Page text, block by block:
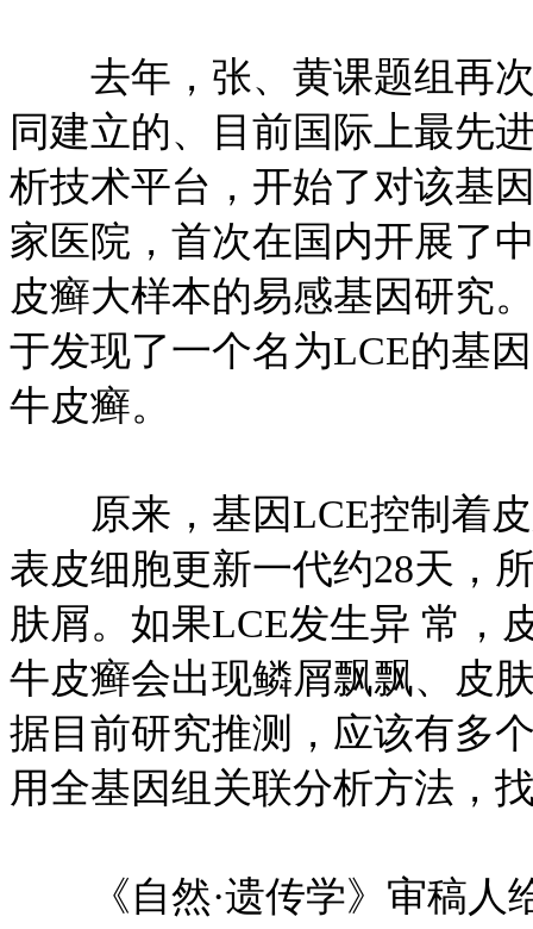
去年，张、黄课题组再次
同建立的、目前国际上最先
析技术平台，开始了对该基
家医院，首次在国内开展了
皮癣大样本的易感基因研究
于发现了一个名为LCE的基
牛皮癣。
原来，基因LCE控制着皮
表皮细胞更新一代约28天，
肤屑。如果LCE发生异 常，
牛皮癣会出现鳞屑飘飘、皮
据目前研究推测，应该有多
用全基因组关联分析方法，
《自然·遗传学》审稿人